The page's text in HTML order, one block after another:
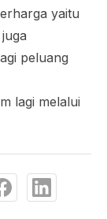
yaitu
peluang
lagi melalui